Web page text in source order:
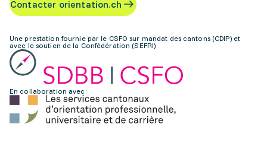
Contacter orientation.ch
Une prestation fournie par le CSFO sur mandat des cantons (CDIP) et
avec le soutien de la Confédération (SEFRI)
En collaboration avec: